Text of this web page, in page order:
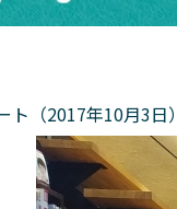
ト（2017年10月3日）